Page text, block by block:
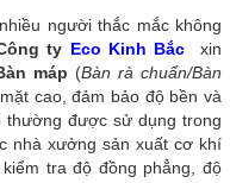
người thắc mắc không
ty Eco Kinh Bắc
xin
máp (Bàn rà chuẩn/Bàn
cao, đảm bảo độ bền và
thường được sử dụng trong
nhà xưởng sản xuất cơ khí
tra độ đồng phẳng, độ